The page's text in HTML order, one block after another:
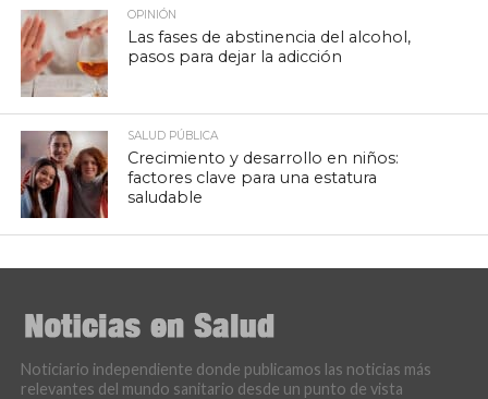
OPINIÓN
Las fases de abstinencia del alcohol,
pasos para dejar la adicción
SALUD PÚBLICA
Crecimiento y desarrollo en niños:
factores clave para una estatura
saludable
Noticiario independiente donde publicamos las noticias más
relevantes del mundo sanitario desde un punto de vista